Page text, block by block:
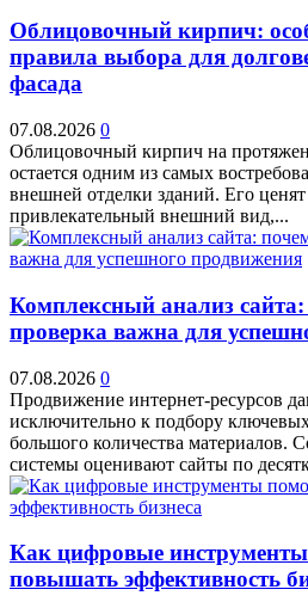
Облицовочный кирпич:
правила выбора для
фасада
07.08.2026 0
Облицовочный кирпич на
остается одним из самых
внешней отделки зданий. Его ценят
привлекательный внешний вид,...
Комплексный анализ сайта:
проверка важна для
07.08.2026 0
Продвижение интернет-ресурсов
исключительно к подбору
большого количества материалов.
системы оценивают сайты по
Как цифровые
повышать эффективность